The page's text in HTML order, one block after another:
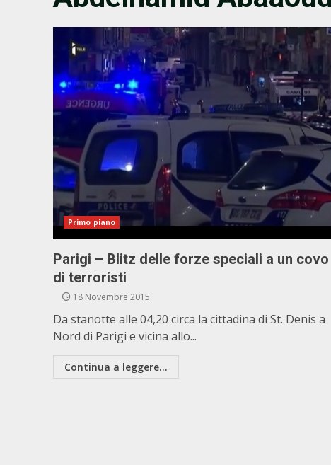
Primo piano
Parigi – Blitz delle forze speciali a un covo
di terroristi
18 Novembre 2015
Da stanotte alle 04,20 circa la cittadina di St. Denis a
Nord di Parigi e vicina allo...
Continua a leggere...